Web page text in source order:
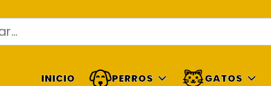
INICIO PERROS GATOS